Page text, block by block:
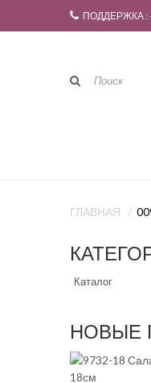
ПОДДЕРЖКА :
ГЛАВНАЯ
Каталог
НОВЫЕ